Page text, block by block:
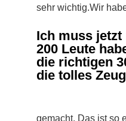
sehr wichtig.
Ich muss
200 Leute
die richtigen
die tolles
Wir
gemacht. Das ist so